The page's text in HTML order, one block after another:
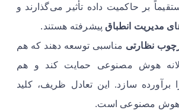
بر حاکمیت داده تأثیر می‌گذارند و
مدیریت انطباق پیشرفته هستند.
نظارتی مناسبی توسعه دهند که هم
هوش مصنوعی حمایت کند و هم
برآورده سازد. این تعادل ظریف، کلید
هوش مصنوعی است.